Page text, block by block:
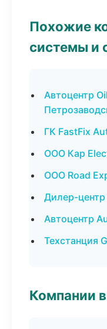
Похожие
системы и
Автоцентр
ГК FastFix
ООО Кар
ООО Road
Дилер-
Автоцентр
Техстанция
Компании